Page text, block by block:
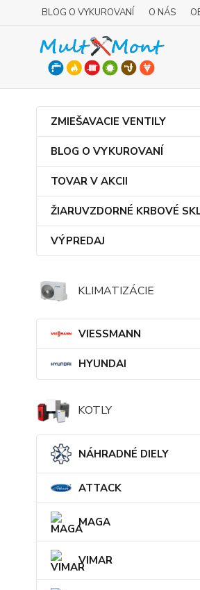
BLOG O VYKUROVANÍ O NÁS
ZMIEŠAVACIE VENTILY
BLOG O VYKUROVANÍ
TOVAR V AKCII
ŽIARUVZDORNÉ KRBOVÉ
VÝPREDAJ
KLIMATIZÁCIE
VIESSMANN
HYUNDAI
KOTLY
NÁHRADNÉ DIELY
ATTACK
MAGA
VIMAR